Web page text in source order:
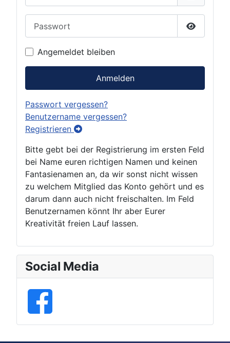
Passwort
Angemeldet bleiben
Anmelden
Passwort vergessen?
Benutzername vergessen?
Registrieren
Bitte gebt bei der Registrierung im ersten Feld
bei Name euren richtigen Namen und keinen
Fantasienamen an, da wir sonst nicht wissen
zu welchem Mitglied das Konto gehört und es
darum dann auch nicht freischalten. Im Feld
Benutzernamen könnt Ihr aber Eurer
Kreativität freien Lauf lassen.
Social Media